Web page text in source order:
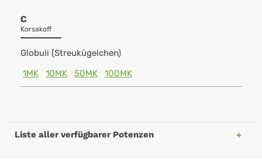
C
Korsakoff
Globuli (Streukügelchen)
1MK
10MK 50MK 100MK
Liste aller verfügbarer Potenzen